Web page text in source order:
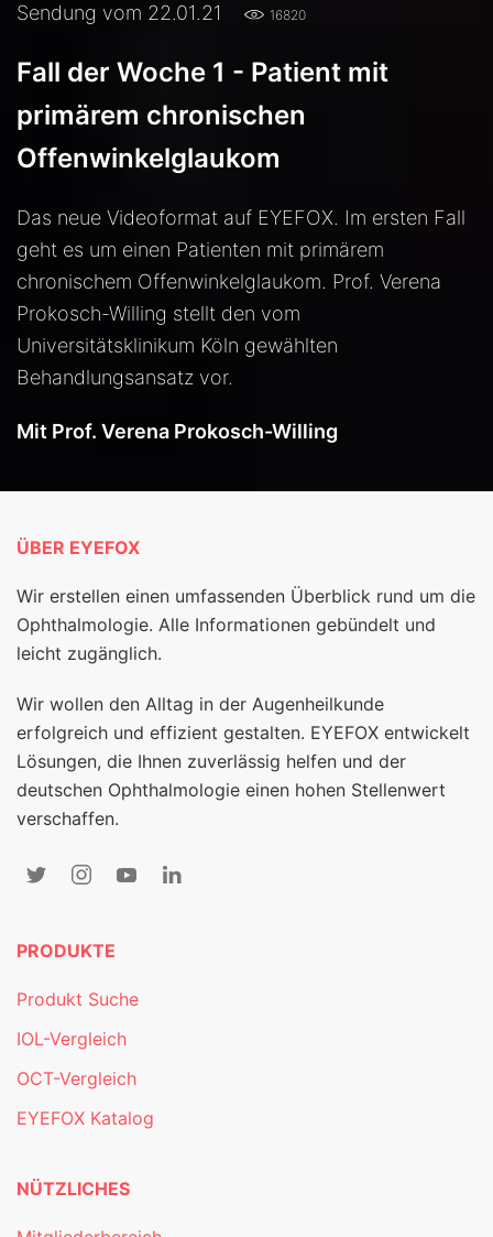
Sendung vom 22.01.21 16820
Fall der Woche 1 - Patient mit
primärem chronischen
Offenwinkelglaukom
Das neue Videoformat auf EYEFOX. Im ersten Fall
geht es um einen Patienten mit primärem
chronischem Offenwinkelglaukom. Prof. Verena
Prokosch-Willing stellt den vom
Universitätsklinikum Köln gewählten
Behandlungsansatz vor.
Mit Prof. Verena Prokosch-Willing
ÜBER EYEFOX
Wir erstellen einen umfassenden Überblick rund um die
Ophthalmologie. Alle Informationen gebündelt und
leicht zugänglich.
Wir wollen den Alltag in der Augenheilkunde
erfolgreich und effizient gestalten. EYEFOX entwickelt
Lösungen, die Ihnen zuverlässig helfen und der
deutschen Ophthalmologie einen hohen Stellenwert
verschaffen.
PRODUKTE
Produkt Suche
IOL-Vergleich
OCT-Vergleich
EYEFOX Katalog
NÜTZLICHES